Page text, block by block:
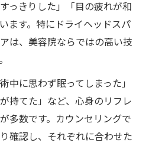
っきりした」「目の疲れが和
ます。特にドライヘッドスパ
は、美容院ならではの高い技
中に思わず眠ってしまった」
持てた」など、心身のリフレ
多数です。カウンセリングで
確認し、それぞれに合わせた